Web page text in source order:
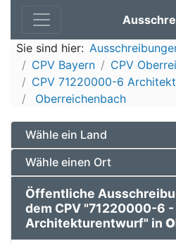
Sie sind hier:
CPV Bayern
CPV
CPV 71220000-6
Oberreichenbach
Wähle ein Land
Wähle einen Ort
Öffentliche
dem CPV "71220000-6 -
Architekturentwurf" in